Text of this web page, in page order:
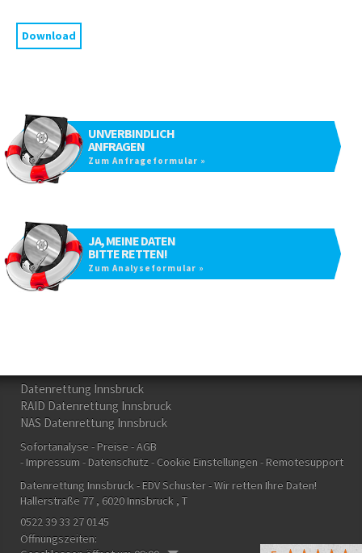
Download
UNVERBINDLICH
ANFRAGEN
Zum Anfrageformular »
JA, MEINE DATEN
BITTE RETTEN!
Zum Analyseformular »
Datenrettung Innsbruck
RAID Datenrettung Innsbruck
NAS Datenrettung Innsbruck
Sofortanalyse Preise
AGB
Impressum
Datenschutz Cookie Einstellungen
Remotesupport
Datenrettung Innsbruck - EDV Schuster- Wir retten Ihre Daten!
Hallerstraße 77 , 6020Innsbruck , T
0522 39 33 27 0145
Öffnungszeiten: